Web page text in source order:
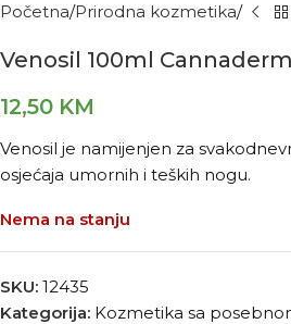
Početna Prirodna kozmetika
Venosil 100ml Cannaderm
12,50 KM
Venosil je namijenjen za
osjećaja umornih i teških nogu.
Nema na stanju
SKU: 12435
Kategorija: Kozmetika sa